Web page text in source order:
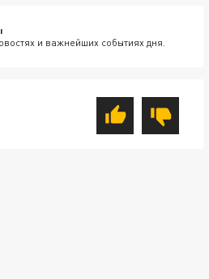
и важнейших событиях дня.